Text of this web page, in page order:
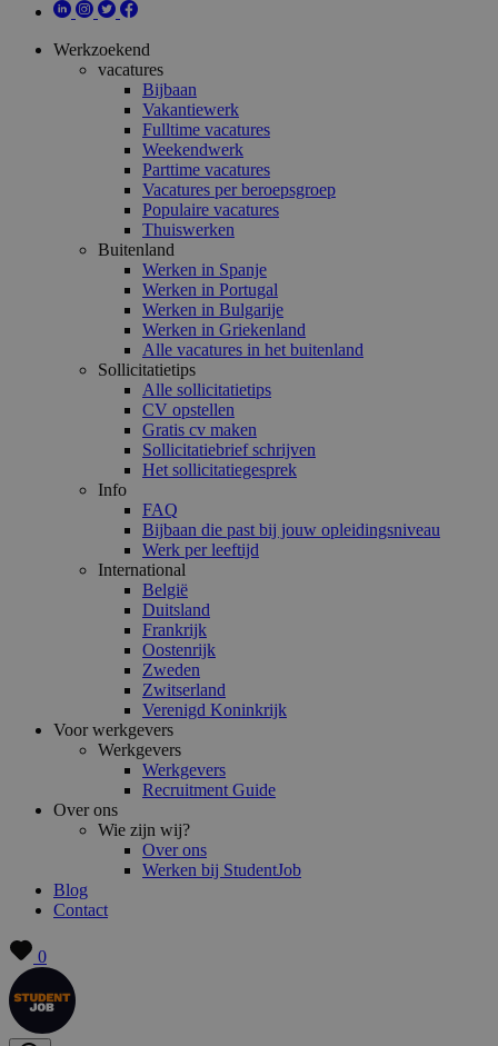
Werkzoekend
vacatures
Bijbaan
Vakantiewerk
Fulltime vacatures
Weekendwerk
Parttime vacatures
Vacatures per beroepsgroep
Populaire vacatures
Thuiswerken
Buitenland
Werken in Spanje
Werken in Portugal
Werken in Bulgarije
Werken in Griekenland
Alle vacatures in het buitenland
Sollicitatietips
Alle sollicitatietips
CV opstellen
Gratis cv maken
Sollicitatiebrief schrijven
Het sollicitatiegesprek
Info
FAQ
Bijbaan die past bij jouw opleidingsniveau
Werk per leeftijd
International
België
Duitsland
Frankrijk
Oostenrijk
Zweden
Zwitserland
Verenigd Koninkrijk
Voor werkgevers
Werkgevers
Werkgevers
Recruitment Guide
Over ons
Wie zijn wij?
Over ons
Werken bij StudentJob
Blog
Contact
0